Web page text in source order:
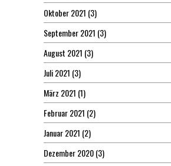
Oktober 2021 (3)
September 2021 (3)
August 2021 (3)
Juli 2021 (3)
März 2021 (1)
Februar 2021 (2)
Januar 2021 (2)
Dezember 2020(3)